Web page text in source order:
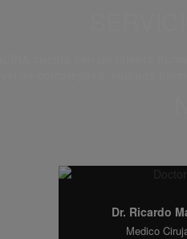
Dr. Ricardo
Medico